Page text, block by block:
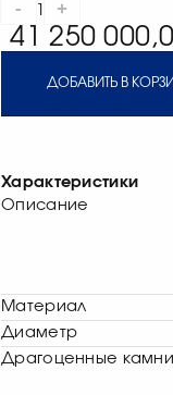
- +
41 250
ДОБАВИТЬ В
Характеристики
Описание
Материал
Диаметр
Драгоценные камни